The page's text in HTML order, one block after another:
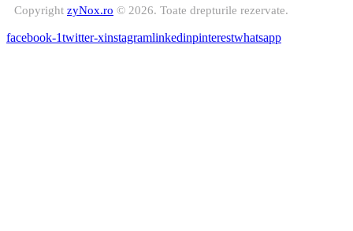
Copyright zyNox.ro © 2026. Toate drepturile rezervate.
facebook-1twitter-xinstagramlinkedinpinterestwhatsapp